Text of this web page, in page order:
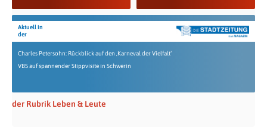
Aktuell in
der
Charles Petersohn: Rückblick auf den ‚Karneval der Vielfalt‘
VBS auf spannender Stippvisite in Schwerin
der Rubrik Leben & Leute